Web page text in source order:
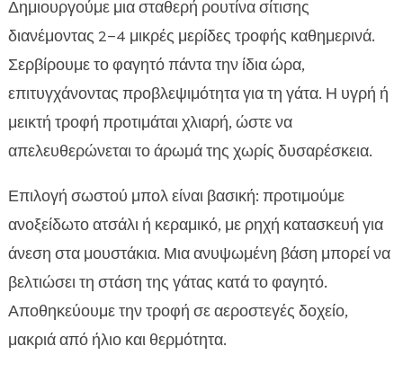
Δημιουργούμε μια σταθερή ρουτίνα σίτισης
διανέμοντας 2–4 μικρές μερίδες τροφής καθημερινά.
Σερβίρουμε το φαγητό πάντα την ίδια ώρα,
επιτυγχάνοντας προβλεψιμότητα για τη γάτα. Η υγρή ή
μεικτή τροφή προτιμάται χλιαρή, ώστε να
απελευθερώνεται το άρωμά της χωρίς δυσαρέσκεια.
Επιλογή σωστού μπολ είναι βασική: προτιμούμε
ανοξείδωτο ατσάλι ή κεραμικό, με ρηχή κατασκευή για
άνεση στα μουστάκια. Μια ανυψωμένη βάση μπορεί να
βελτιώσει τη στάση της γάτας κατά το φαγητό.
Αποθηκεύουμε την τροφή σε αεροστεγές δοχείο,
μακριά από ήλιο και θερμότητα.